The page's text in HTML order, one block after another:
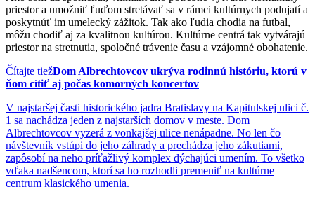
priestor a umožniť ľuďom stretávať sa v rámci kultúrnych podujatí a
poskytnúť im umelecký zážitok. Tak ako ľudia chodia na futbal,
môžu chodiť aj za kvalitnou kultúrou. Kultúrne centrá tak vytvárajú
priestor na stretnutia, spoločné trávenie času a vzájomné obohatenie.
Čítajte tiežDom Albrechtovcov ukrýva rodinnú históriu, ktorú v
ňom cítiť aj počas komorných koncertov
V najstaršej časti historického jadra Bratislavy na Kapitulskej ulici č.
1 sa nachádza jeden z najstarších domov v meste. Dom
Albrechtovcov vyzerá z vonkajšej ulice nenápadne. No len čo
návštevník vstúpi do jeho záhrady a prechádza jeho zákutiami,
zapôsobí na neho príťažlivý komplex dýchajúci umením. To všetko
vďaka nadšencom, ktorí sa ho rozhodli premeniť na kultúrne
centrum klasického umenia.